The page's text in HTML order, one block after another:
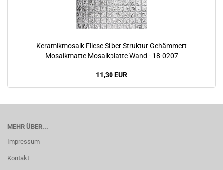
Keramikmosaik Fliese Silber Struktur Gehämmert
Mosaikmatte Mosaikplatte Wand - 18-0207
11,30 EUR
MEHR ÜBER...
Impressum
Kontakt